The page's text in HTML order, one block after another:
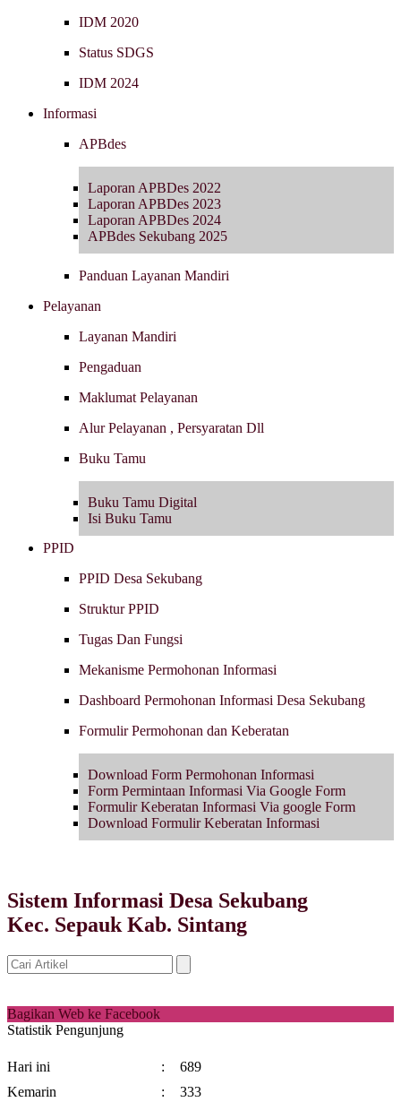
IDM 2020
Status SDGS
IDM 2024
Informasi
APBdes
Laporan APBDes 2022
Laporan APBDes 2023
Laporan APBDes 2024
APBdes Sekubang 2025
Panduan Layanan Mandiri
Pelayanan
Layanan Mandiri
Pengaduan
Maklumat Pelayanan
Alur Pelayanan , Persyaratan Dll
Buku Tamu
Buku Tamu Digital
Isi Buku Tamu
PPID
PPID Desa Sekubang
Struktur PPID
Tugas Dan Fungsi
Mekanisme Permohonan Informasi
Dashboard Permohonan Informasi Desa Sekubang
Formulir Permohonan dan Keberatan
Download Form Permohonan Informasi
Form Permintaan Informasi Via Google Form
Formulir Keberatan Informasi Via google Form
Download Formulir Keberatan Informasi
Sistem Informasi Desa Sekubang
Kec. Sepauk Kab. Sintang
Bagikan Web ke Facebook
Statistik Pengunjung
Hari ini :
689
Kemarin
: 333